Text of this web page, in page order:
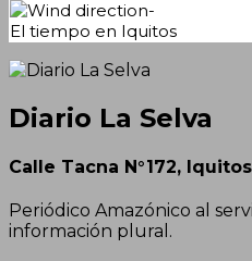
-
El tiempo en Iquitos
Diario La Selva
Calle Tacna N°172,
Periódico Amazónico al
información plural.